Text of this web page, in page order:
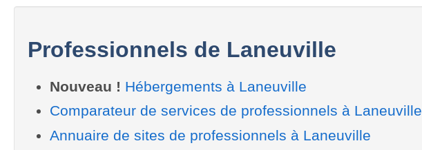
Professionnels de Laneuville
Nouveau ! Hébergements à Laneuville
Comparateur de services de professionnels à Laneuville
Annuaire de sites de professionnels à Laneuville